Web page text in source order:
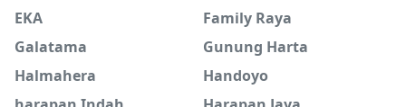
EKA
Family Raya
Galatama
Gunung Harta
Halmahera
Handoyo